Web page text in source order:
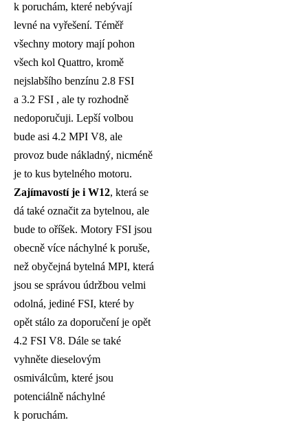
k poruchám, které nebývají
levné na vyřešení. Téměř
všechny motory mají pohon
všech kol Quattro, kromě
nejslabšího benzínu 2.8 FSI
a 3.2 FSI , ale ty rozhodně
nedoporučuji. Lepší volbou
bude asi 4.2 MPI V8, ale
provoz bude nákladný, nicméně
je to kus bytelného motoru.
Zajímavostí je i W12, která se
dá také označit za bytelnou, ale
bude to oříšek. Motory FSI jsou
obecně více náchylné k poruše,
než obyčejná bytelná MPI, která
jsou se správou údržbou velmi
odolná, jediné FSI, které by
opět stálo za doporučení je opět
4.2 FSI V8. Dále se také
vyhněte dieselovým
osmiválcům, které jsou
potenciálně náchylné
k poruchám.